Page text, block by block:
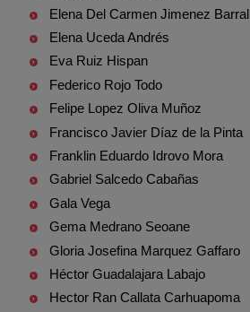
Elena Del Carmen Jimenez Barral
Elena Uceda Andrés
Eva Ruiz Hispan
Federico Rojo Todo
Felipe Lopez Oliva Muñoz
Francisco Javier Díaz de la Pinta
Franklin Eduardo Idrovo Mora
Gabriel Salcedo Cabañas
Gala Vega
Gema Medrano Seoane
Gloria Josefina Marquez Gaffaro
Héctor Guadalajara Labajo
Hector Ran Callata Carhuapoma